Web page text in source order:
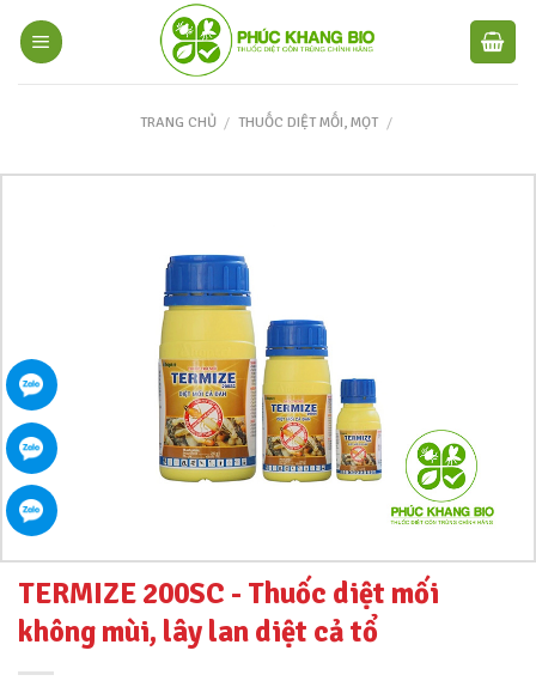
TRANG CHỦ / THUỐC DIỆT MỐI, MỌT /
TERMIZE 200SC - Thuốc diệt mối
không mùi, lây lan diệt cả tổ